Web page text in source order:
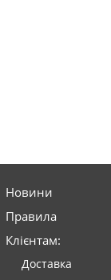
Новини
Правила
Клієнтам:
Доставка